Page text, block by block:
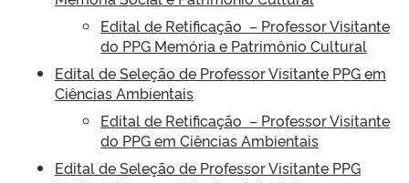
Edital de Retificação – Professor Visitante
do PPG Memória e Patrimônio Cultural
Edital de Seleção de Professor Visitante PPG em
Ciências Ambientais
Edital de Retificação – Professor Visitante
do PPGem Ciências Ambientais
Edital de Seleção de Professor Visitante PPG